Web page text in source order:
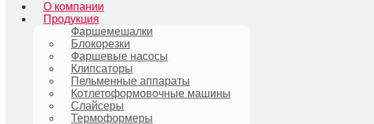
О компании
Продукция
Фаршемешалки
Блокорезки
Фаршевые насосы
Клипсаторы
Пельменные аппараты
Котлетоформовочные машины
Слайсеры
Термоформеры